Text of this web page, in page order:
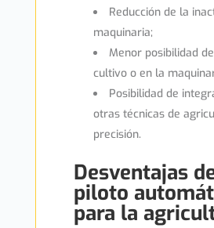
Reducción de la
maquinaria;
Menor posibilidad
cultivo o en la
Posibilidad de
otras técnicas de
precisión.
Desventajas
piloto
para la